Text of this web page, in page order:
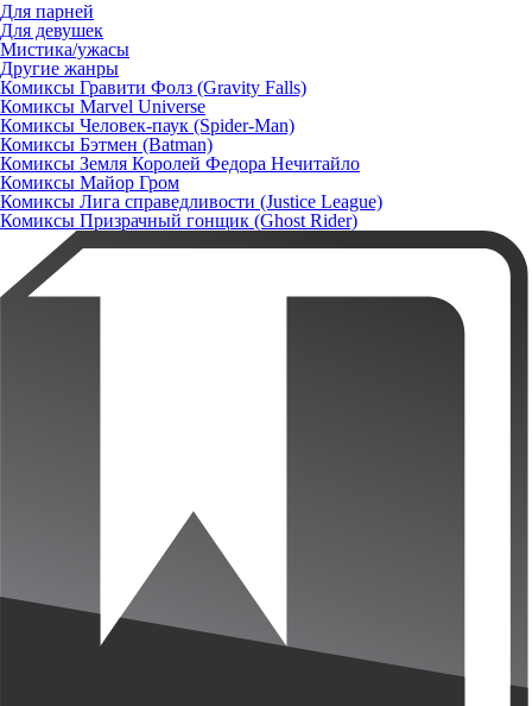
Для парней
Для девушек
Мистика/ужасы
Другие жанры
Комиксы Гравити Фолз (Gravity Falls)
Комиксы Marvel Universe
Комиксы Человек-паук (Spider-Man)
Комиксы Бэтмен (Batman)
Комиксы Земля Королей Федора Нечитайло
Комиксы Майор Гром
Комиксы Лига справедливости (Justice League)
Комиксы Призрачный гонщик (Ghost Rider)